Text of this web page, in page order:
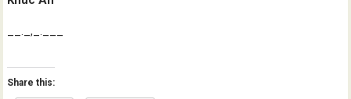
__._,_.___
Share this: